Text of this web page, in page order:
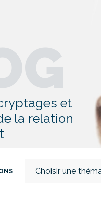
et
la relation
Choisir une